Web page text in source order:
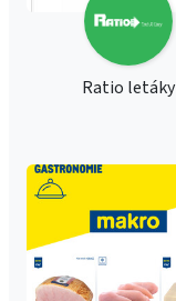
Ratio letáky